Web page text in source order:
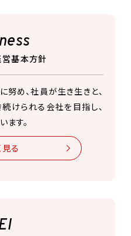
基本方針
め、社員が生き生きと、
けられる会社を目指し、
ます。
見る